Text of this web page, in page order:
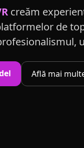
creăm
de
Află mai